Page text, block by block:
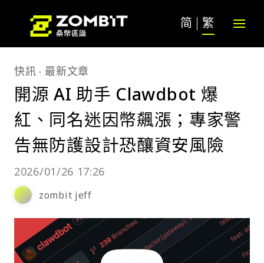
简 繁
快訊 最新文章
開源 AI 助手 Clawdbot 爆
紅、同名迷因幣飆漲；專家警
告無防護設計恐釀資安風險
2026/01/26 17:26
zombit jeff